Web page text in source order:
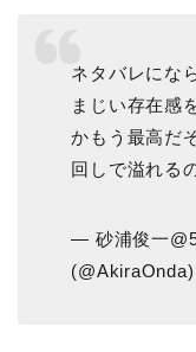
ネタバレにな
まじい存在感
かもう最高だ
回しで溢れる
— 砂浦俊一
(@AkiraOnda)